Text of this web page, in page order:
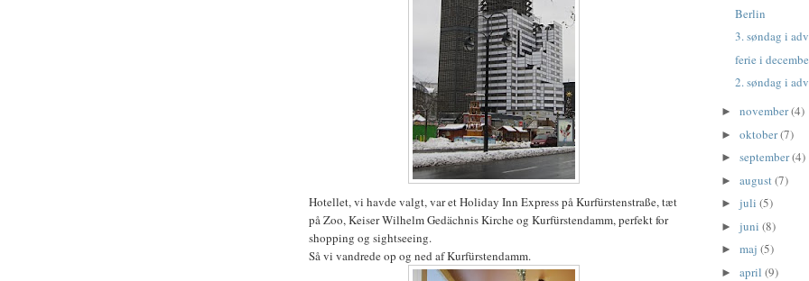
Hotellet, vi havde valgt, var et Holiday Inn Express på Kurfürstenstraße, tæt
på Zoo, Keiser Wilhelm Gedächnis Kirche og Kurfürstendamm, perfekt for
shopping og sightseeing.
Så vi vandrede op og ned af Kurfürstendamm.
Berlin
3. søndag i
ferie i
2. søndag i
► november(4)
► oktober(7)
► september(4)
► august(7)
► juli (5)
► juni (8)
► maj (5)
► april (9)